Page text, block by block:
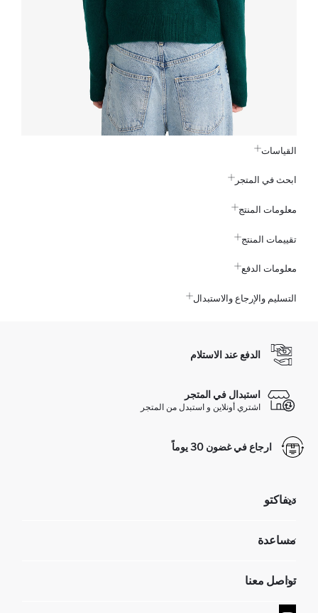
القياسات
ابحث في المتجر
معلومات المنتج
تقييمات المنتج
معلومات الدفع
التسليم والإرجاع والاستبدال
الدفع عند الاستلام
استبدال في المتجر
اشتري أونلاين و استبدل من المتجر
ارجاع في غضون 30 يوماً
ديفاكتو
تعرف علينا
GIFT CLUB
مساعدة
عمليات الارجاع و الاستبدال السهلة
تتبع الشحنة
تواصل معنا
نموذج الاتصال